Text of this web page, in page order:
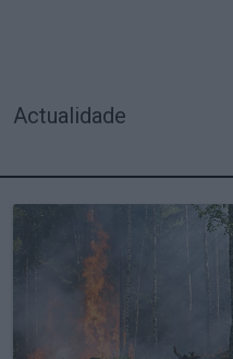
Actualidade